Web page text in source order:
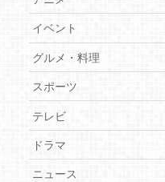
イベント
グルメ・料理
スポーツ
テレビ
ドラマ
ニュース